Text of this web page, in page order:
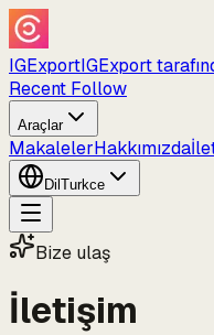
IGExportIGExport
Recent Follow
Araçlar
MakalelerHakkımızda
Dil Turkce
Bize ulaş
İletişim